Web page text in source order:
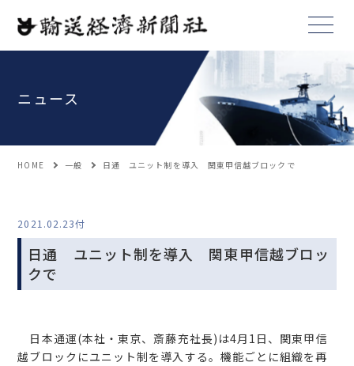
ニュース
HOME 一般 日通 ユニット制を導入 関東甲信越ブロックで
2021.02.23付
日通 ユニット制を導入 関東甲信越ブロッ
クで
日本通運(本社・東京、斎藤充社長)は4月1日、関東甲信
越ブロックにユニット制を導入する。機能ごとに組織を再